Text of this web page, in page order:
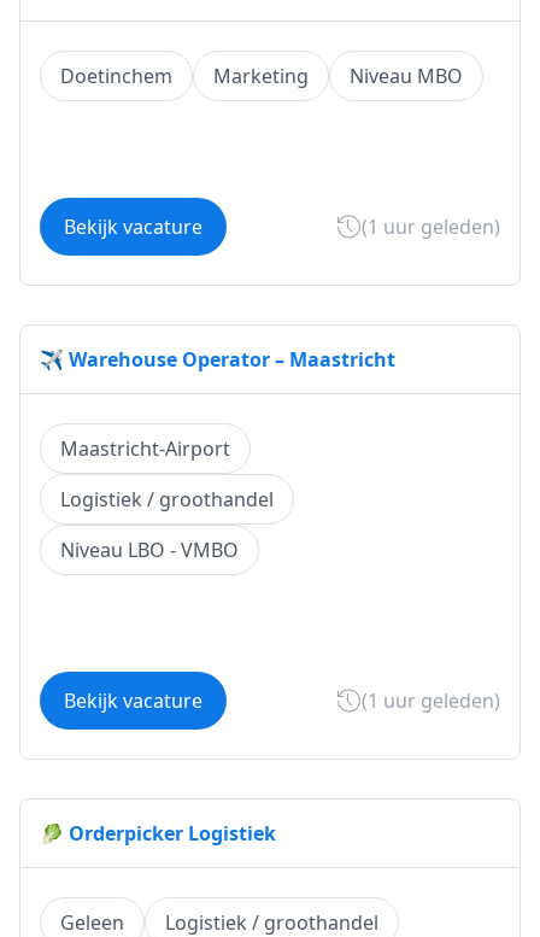
Doetinchem Marketing Niveau MBO
Bekijk vacature (1 uur geleden)
✈️ Warehouse Operator – Maastricht
Maastricht-Airport
Logistiek / groothandel
Niveau LBO - VMBO
Bekijk vacature (1 uur geleden)
🥬 Orderpicker Logistiek
Geleen
Logistiek / groothandel